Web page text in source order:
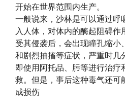
开始在世界范围内生产。
一般说来，沙林是可以通过呼
入人体，对体内的酶起阻碍作
受其侵袭后，会出现瞳孔缩小
和剧烈抽搐等症状，严重时几
即使用阿托品、肟等进行治疗
救。但是，事后这种毒气还可
成损伤